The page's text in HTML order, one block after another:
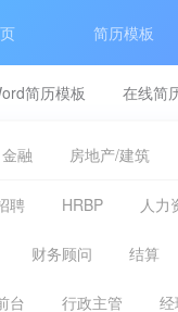
简历模板
简历模板 在线简
金融 房地产/建筑
聘 HRBP 人力
财务顾问 结算
台 行政主管